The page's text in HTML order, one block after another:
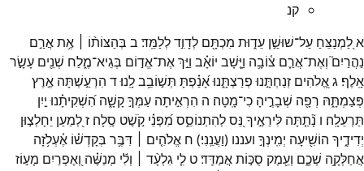
קנ
אלַ֭מְנַצֵּחַ עַל־שׁוּשַׁ֣ן עֵד֑וּת מִכְתָּ֖ם לְדָוִ֣דלְלַמֵּֽד׃ ב בְּהַצּוֹת֨וֹ ׀ אֶ֥תאֲרַ֣ם
נַהֲרַיִם֮ וְאֶת־אֲרַ֪ם צ֫וֹבָ֥ה וַיָּ֤שָׁב יוֹאָ֗ב וַיַּ֣ךְאֶת־אֱד֣וֹם בְּגֵיא־מֶ֑לַח שְׁנֵ֖ים עָשָׂ֣ר
אָֽלֶף׃ גאֱ֭לֹהִים זְנַחְתָּ֣נוּ פְרַצְתָּ֑נוּאָ֝נַ֗פְתָּ תְּשׁ֣וֹבֵ֥בלָֽנוּ׃ד הִרְעַ֣שְׁתָּה אֶ֣רֶץ
פְּצַמְתָּ֑הּ רְפָ֖ה שְׁבָרֶ֣יהָ כִי־מָֽטָה׃ ה הִרְאִ֣יתָה עַמְּךָ֣קָשָׁ֑ה הִ֝שְׁקִיתָ֗נוּ יַ֣יִן
תַּרְעֵלָֽה׃ ו נָ֘תַ֤תָּה לִּירֵאֶ֣יךָ נֵּ֭סלְהִתְנוֹסֵ֑סמִ֝פְּנֵ֗י קֹ֣שֶׁט סֶֽלָה׃ זלְ֭מַעַן יֵחָלְצ֣וּן
יְדִידֶ֑יךָ הוֹשִׁ֖יעָה יְמִֽינְךָ֣ ועננו (וַעֲנֵֽנִי׃) ח אֱלֹהִ֤ים ׀ דִּבֶּ֥ר בְּקָדְשׁ֗וֹ אֶ֫עְלֹ֥זָה
אֲחַלְּקָ֥ה שְׁכֶ֑ם וְעֵ֖מֶק סֻכּ֣וֹתאֲמַדֵּֽד׃ט לִ֤י גִלְעָ֨ד ׀ וְלִ֬י מְנַשֶּׁ֗ה וְ֭אֶפְרַיִם מָע֣וֹז